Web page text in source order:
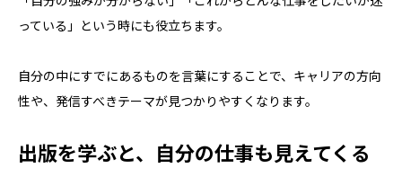
っている」という時にも役立ちます。
自分の中にすでにあるものを言葉にすることで、キャリアの方向
性や、発信すべきテーマが見つかりやすくなります。
出版を学ぶと、自分の仕事も見えてくる